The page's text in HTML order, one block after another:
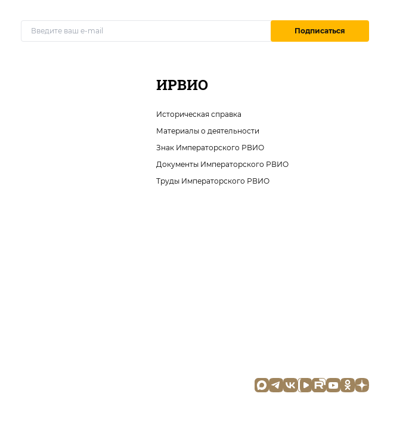
Подписаться
ИРВИО
Историческая справка
Материалы о деятельности
Знак Императорского РВИО
Документы Императорского РВИО
Труды Императорского РВИО